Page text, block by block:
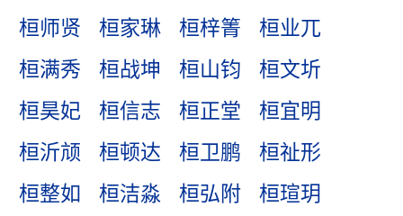
桓师贤
桓家琳 桓梓箐
桓业兀
桓满秀
桓战坤 桓山钧
桓文圻
桓昊妃
桓信志 桓正堂
桓宜明
桓沂颃
桓顿达 桓卫鹏
桓祉形
桓整如
桓洁淼 桓弘附
桓瑄玥